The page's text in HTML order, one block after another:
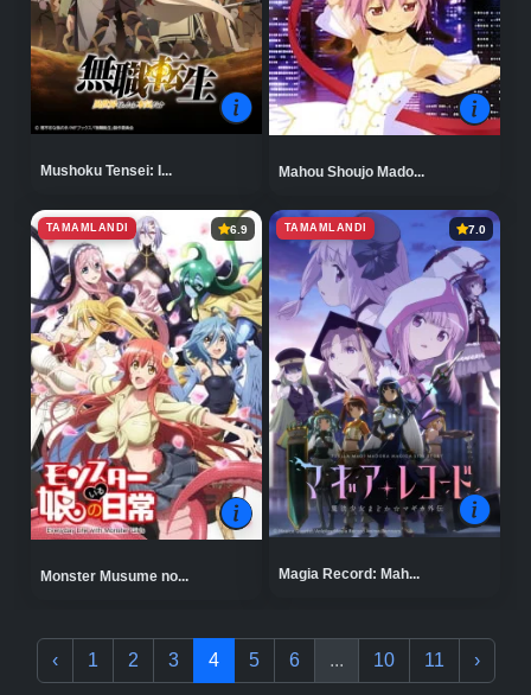
Mushoku Tensei: I... Mahou Shoujo Mado...
TAMAMLANDI 6.9
Monster Musume no...
TAMAMLANDI 7.0
Magia Record: Mah...
‹ 1 2 3 4 5 6 ... 10 11 ›